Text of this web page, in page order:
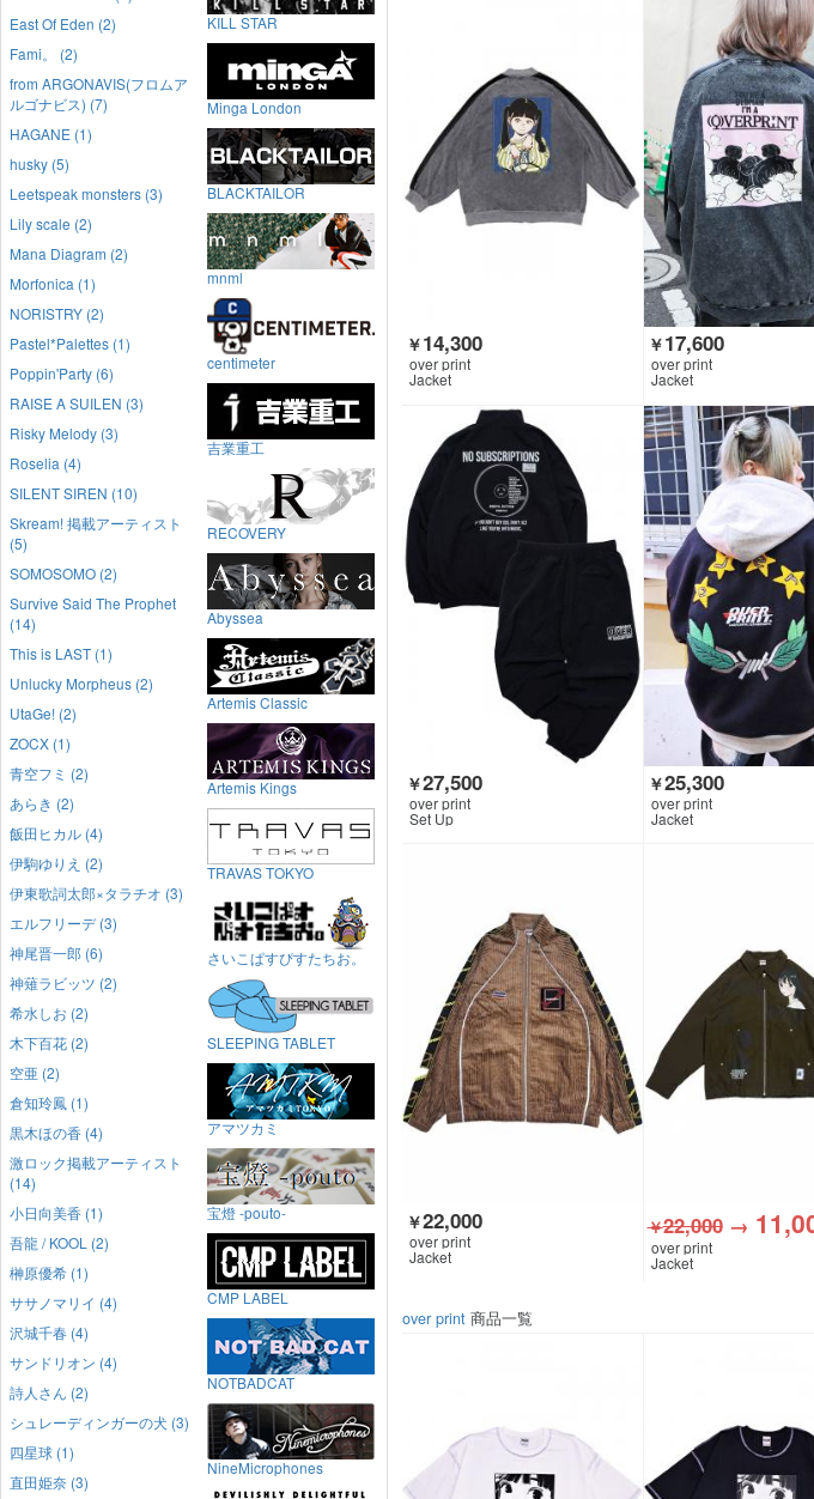
￥14,300
over print
Jacket
￥17,600
over print
Jacket
￥27,500
over print
Set Up
￥25,300
over print
Jacket
￥22,000
over print
Jacket
￥22,000→
over print
Jacket
over print 商品一覧
East Of Eden (2)
Fami。 (2)
from ARGONAVIS(フロムア
ルゴナビス) (7)
HAGANE (1)
husky (5)
Leetspeak monsters (3)
Lily scale (2)
Mana Diagram (2)
Morfonica (1)
NORISTRY (2)
Pastel*Palettes (1)
Poppin'Party (6)
RAISE A SUILEN (3)
Risky Melody (3)
Roselia (4)
SILENT SIREN (10)
Skream! 掲載アーティスト
(5)
SOMOSOMO (2)
Survive Said The Prophet
(14)
This is LAST (1)
Unlucky Morpheus (2)
UtaGe! (2)
ZOCX (1)
青空フミ (2)
あらき (2)
飯田ヒカル (4)
伊駒ゆりえ (2)
伊東歌詞太郎×タラチオ (3)
エルフリーデ (3)
神尾晋一郎 (6)
神薙ラビッツ (2)
希水しお (2)
木下百花 (2)
空亜 (2)
倉知玲鳳 (1)
黒木ほの香 (4)
激ロック掲載アーティスト
(14)
小日向美香 (1)
吾龍 / KOOL (2)
榊原優希 (1)
ササノマリイ (4)
沢城千春 (4)
サンドリオン (4)
詩人さん (2)
シュレーディンガーの犬 (3)
四星球 (1)
直田姫奈 (3)
KILL STAR
Minga London
BLACKTAILOR
mnml
centimeter
吉業重工
RECOVERY
Abyssea
Artemis Classic
Artemis Kings
TRAVAS TOKYO
さいこぱすぴすたちお。
SLEEPING TABLET
アマツカミ
宝燈 -pouto-
CMP LABEL
NOTBADCAT
NineMicrophones